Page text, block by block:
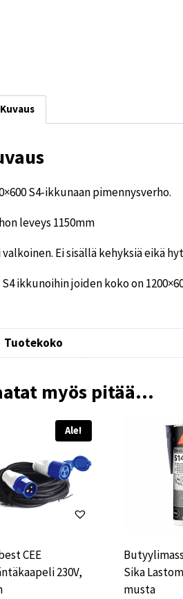
Kuvaus
S4-ikkunaan pimennysverho.
leveys 1150mm
valkoinen. Ei sisällä kehyksiä eikä
S4 ikkunoihin joiden koko on
Tuotekoko
myös pitää...
Ale!
CEE
230V,
Sika
musta